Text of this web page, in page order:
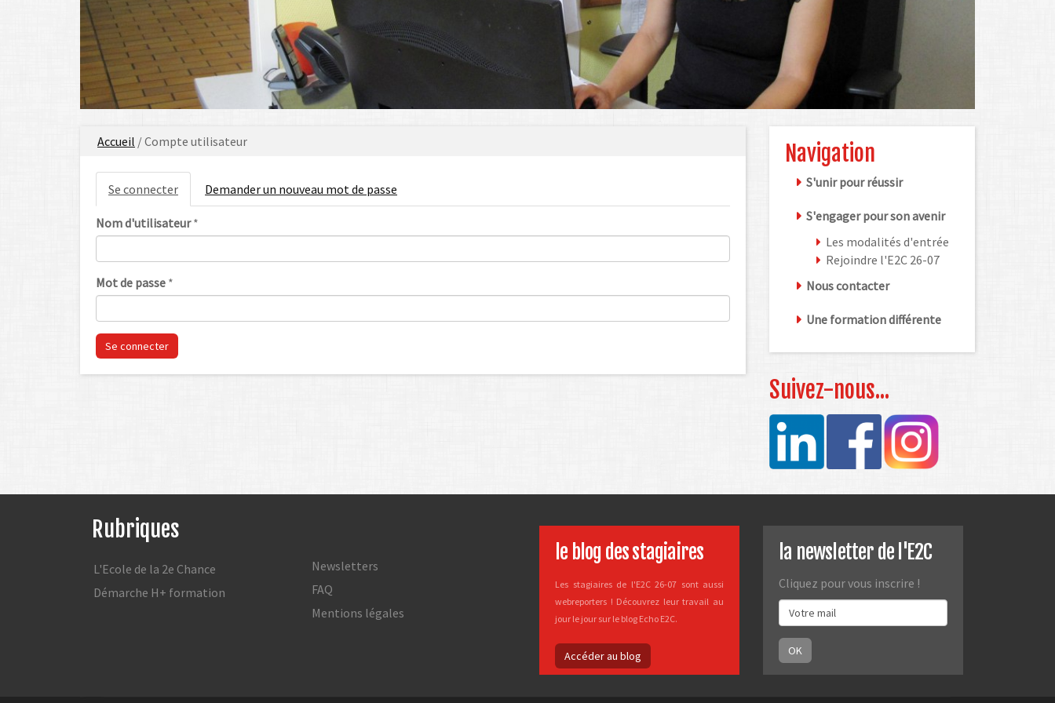
Vous
ici
Accueil / Compte utilisateur
Onglets
principaux
Se connecter (onglet
actif)
Demander un nouveau mot de passe
Nom d'utilisateur*
Mot de passe *
Se connecter
Navigation
S'unir pour réussir
S'engager pour son avenir
Les modalités d'entrée
Rejoindre l'E2C 26-07
Nous contacter
Une formation différente
Suivez-nous...
Rubriques
L'Ecole de la 2e Chance
Démarche H+ formation
Newsletters
FAQ
Mentions légales
le blog des stagiaires
Les stagiaires de l'E2C 26-07 sont aussi
webreporters ! Découvrez leur travail au
jour le jour sur le blog Echo E2C.
Accéder au blog
la newsletter de l'E2C
Cliquez pour vous inscrire !
OK